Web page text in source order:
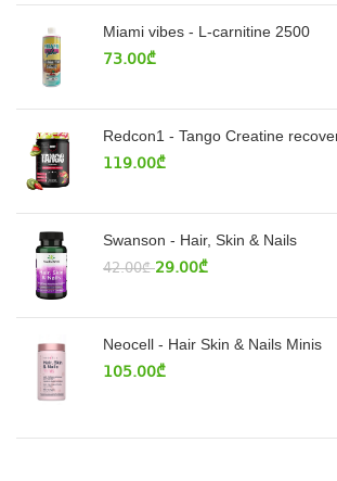
Miami vibes - L-carnitine 2500
73.00₾
Redcon1 - Tango Creatine
119.00₾
Swanson - Hair, Skin & Nails
42.00₾ 29.00₾
Neocell - Hair Skin & Nails Minis
105.00₾